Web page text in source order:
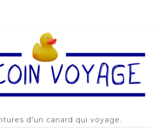
LA NAVIGATION
d'un canard qui voyage.